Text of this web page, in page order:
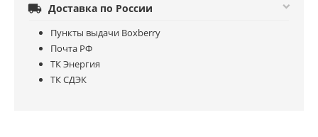
 Доставка по России
Пункты выдачи Boxberry
Почта РФ
ТК Энергия
ТК СДЭК